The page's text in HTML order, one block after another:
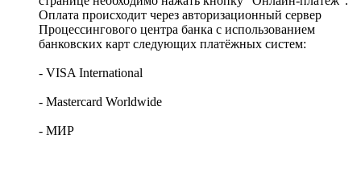
Оплата происходит через авторизационный сервер
Процессингового центра банка с использованием
банковских карт следующих платёжных систем:
- VISA International
- Mastercard Worldwide
- МИР